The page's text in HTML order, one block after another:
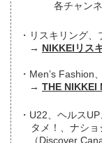
各チャン
リスキリング、
NIKKEIリス
Men’s Fashion
THE NIKKEI
U22、ヘルス
タメ！、ナシ
（Discover